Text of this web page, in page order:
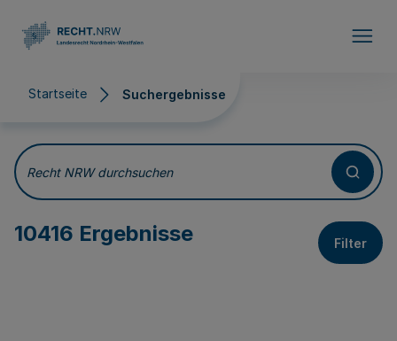
Startseite Suchergebnisse
Suchergebnisse
Recht NRW durchsuchen
10416 Ergebnisse Filter